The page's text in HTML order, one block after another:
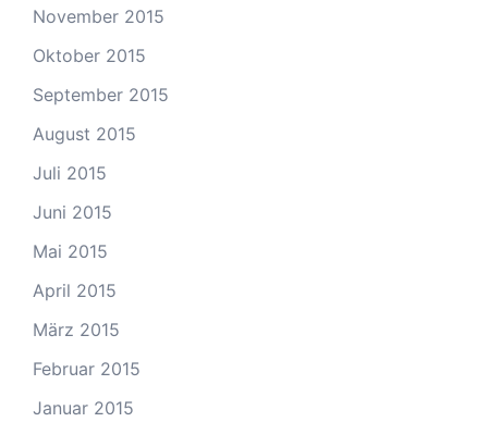
November 2015
Oktober 2015
September 2015
August 2015
Juli 2015
Juni 2015
Mai 2015
April 2015
März 2015
Februar 2015
Januar 2015